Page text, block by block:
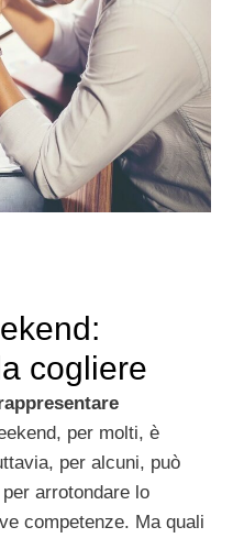
cogliere
per molti, è
per alcuni, può
arrotondare lo
competenze. Ma quali